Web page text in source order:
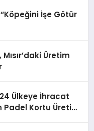
İşe Götür
Üretim
Ülkeye İhracat
Padel Kortu Üretim